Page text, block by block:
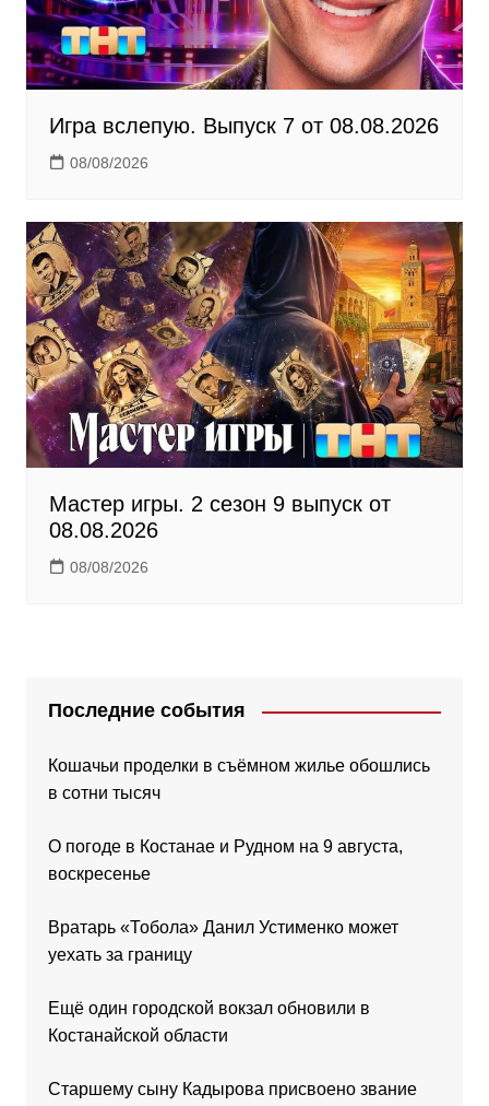
i
Игра вслепую. Выпуск 7 от 08.08.2026
08/08/2026
Мастер игры. 2 сезон 9 выпуск от
08.08.2026
08/08/2026
Последние события
Кошачьи проделки в съёмном жилье обошлись
в сотни тысяч
О погоде в Костанае и Рудном на 9 августа,
воскресенье
Вратарь «Тобола» Данил Устименко может
уехать за границу
Ещё один городской вокзал обновили в
Костанайской области
Старшему сыну Кадырова присвоено звание